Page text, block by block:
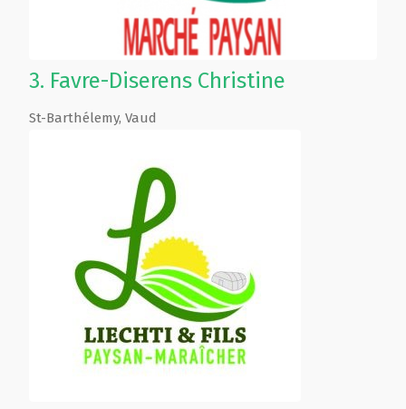
3. Favre-Diserens Christine
St-Barthélemy, Vaud